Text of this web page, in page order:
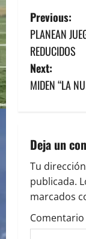
P
o
s
t
a
v
i
g
Previous:
PLANEAN
REDUCIDOS
Next:
MIDEN “LA
Deja un
Tu
publicada.
marcados
Comentario